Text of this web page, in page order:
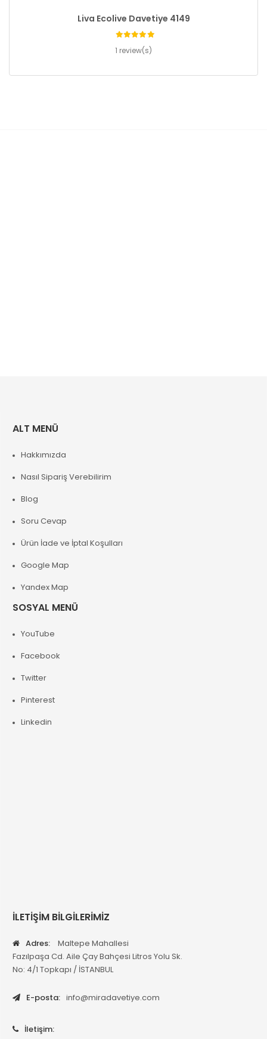
Liva Ecolive Davetiye 4149
1 review(s)
ALT MENÜ
Hakkımızda
Nasıl Sipariş Verebilirim
Blog
Soru Cevap
Ürün İade ve İptal Koşulları
Google Map
Yandex Map
SOSYAL MENÜ
YouTube
Facebook
Twitter
Pinterest
Linkedin
İLETİŞİM BİLGİLERİMİZ
Adres:
Maltepe Mahallesi
Fazılpaşa Cd. Aile Çay Bahçesi Litros Yolu Sk.
No: 4/1 Topkapı / İSTANBUL
E-posta: info@miradavetiye.com
İletişim: